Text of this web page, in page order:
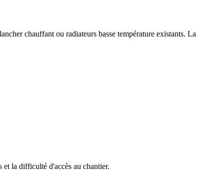
chauffant ou radiateurs basse température existants. La
et la difficulté d'accès au chantier.